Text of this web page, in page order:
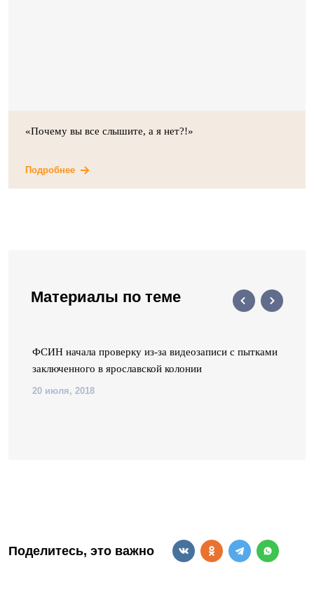
«Почему вы все слышите, а я нет?!»
Подробнее
Материалы по теме
ФСИН начала проверку из-за видеозаписи с пытками
заключенного в ярославской колонии
20 июля, 2018
Поделитесь, это важно